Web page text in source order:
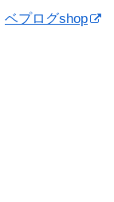
ベプログshop